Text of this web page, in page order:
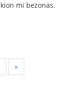
mi bezonas.
»